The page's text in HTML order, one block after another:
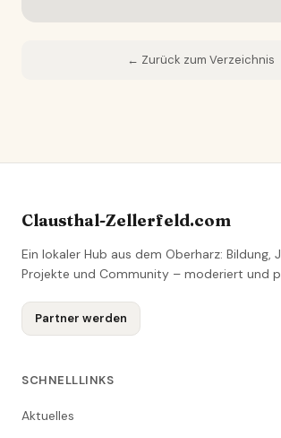
← Zurück zum Verzeichnis
Clausthal-Zellerfeld.com
Ein lokaler Hub aus dem Oberharz: Bildung,
Projekte und Community – moderiert und
Partner werden
SCHNELLLINKS
Aktuelles